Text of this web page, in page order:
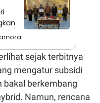
sejak terbitnya
mengatur subsidi
bakal berkembang
Namun, rencana